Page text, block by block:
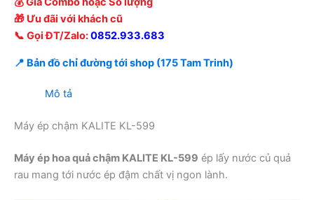
🎁 Ưu đãi với khách cũ
📞 Gọi ĐT/Zalo:0852.933.683
📍 Bản đồ chỉ đường tới shop (175 Tam Trinh)
Mô tả
Máy ép chậm KALITE KL-599
Máy ép hoa quả chậm KALITE KL-599 ép lấy nước củ quả
rau mang tới nước ép đậm chất vị ngon lành.